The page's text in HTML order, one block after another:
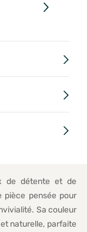
de détente et de
pièce pensée pour
Sa couleur
naturelle, parfaite